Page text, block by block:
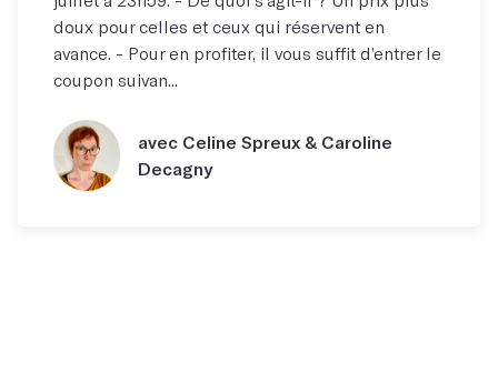
doux pour celles et ceux qui réservent en
avance. - Pour en profiter, il vous suffit d’entrer le
coupon suivan...
avec Celine Spreux & Caroline
Decagny